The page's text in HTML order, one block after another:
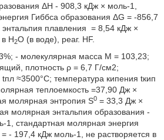
ΔН - 908,3 кДж × моль-1,
Гиббса образования ΔG = -856,7
плавления = 8,54 кДж ×
в Н2О (в воде), реаг. HF.
- молекулярная масса М = 103,23;
плотность ρ = 6,7 Г/см2;
≈3500°С; температура кипения tкип
теплоемкость =37,90 Дж ×
молярная энтропия S0= 33,3 Дж ×
молярная энтальпия образования -
1, стандартная молярная энергия
- 197,4 кДж моль-1, не растворяется в